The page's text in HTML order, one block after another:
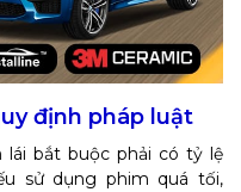
định pháp luật
lái bắt buộc phải có tỷ lệ
sử dụng phim quá tối,